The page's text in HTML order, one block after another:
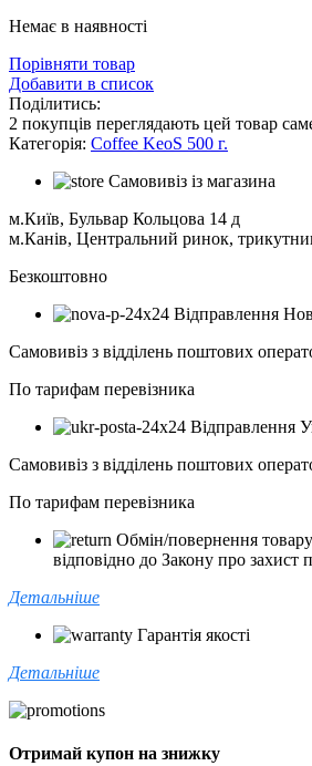
Немає в наявності
Порівняти товар
Добавити в список
Поділитись:
2 покупців переглядають цей товар
Категорія: Coffee KeoS 500 г.
Самовивіз із магазина
м.Київ, Бульвар Кольцова 14 д
м.Канів, Центральний ринок,
Безкоштовно
Відправлення
Самовивіз з відділень поштових
По тарифам перевізника
Відправлення
Самовивіз з відділень поштових
По тарифам перевізника
Обмін/повернення
відповідно до Закону про захист
Детальніше
Гарантія якості
Детальніше
Отримай купон на знижку